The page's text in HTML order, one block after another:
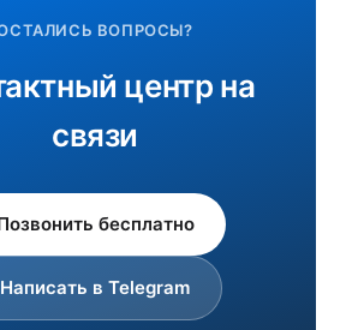
ВОПРОСЫ?
центр на
связи
бесплатно
Написать в Telegram